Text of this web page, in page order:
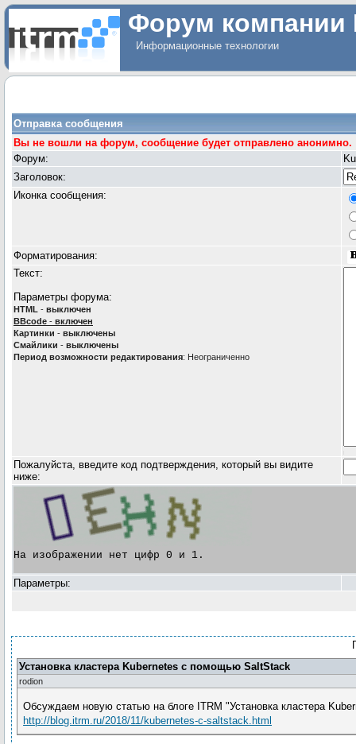
Форум компании
Информационные технологии
Отправка сообщения
Вы не вошли на форум, сообщение будет отправлено анонимно.
Форум:
Заголовок:
Иконка сообщения:
Форматирования:
Текст:
Параметры форума:
HTML - выключен
BBcode - включен
Картинки - выключены
Смайлики - выключены
Период возможности редактирования: Неограниченно
Пожалуйста, введите код подтверждения, который вы видите
ниже:
На изображении нет цифр 0 и 1.
Параметры:
Установка кластера Kubernetes c помощью SaltStack
rodion
Обсуждаем новую статью на блоге ITRM "Установка кластера
http://blog.itrm.ru/2018/11/kubernetes-c-saltstack.html